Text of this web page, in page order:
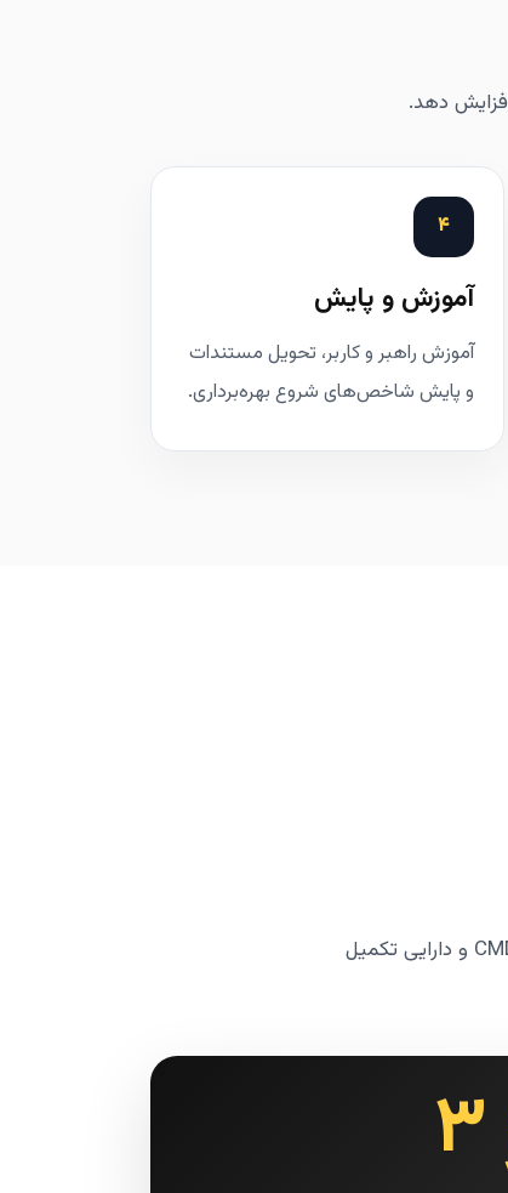
دهد.
۴
آموزش و پایش
آموزش راهبر و کاربر، تحویل مستندات
و پایش شاخص‌های شروع بهره‌برداری.
معمولاً رخداد، درخواست خدمت، SLA، دانشنامه و گزارش‌ها نقطه شروع خوبی هستند و سپس مشکل، تغییر، CMDB و دارایی تکمیل